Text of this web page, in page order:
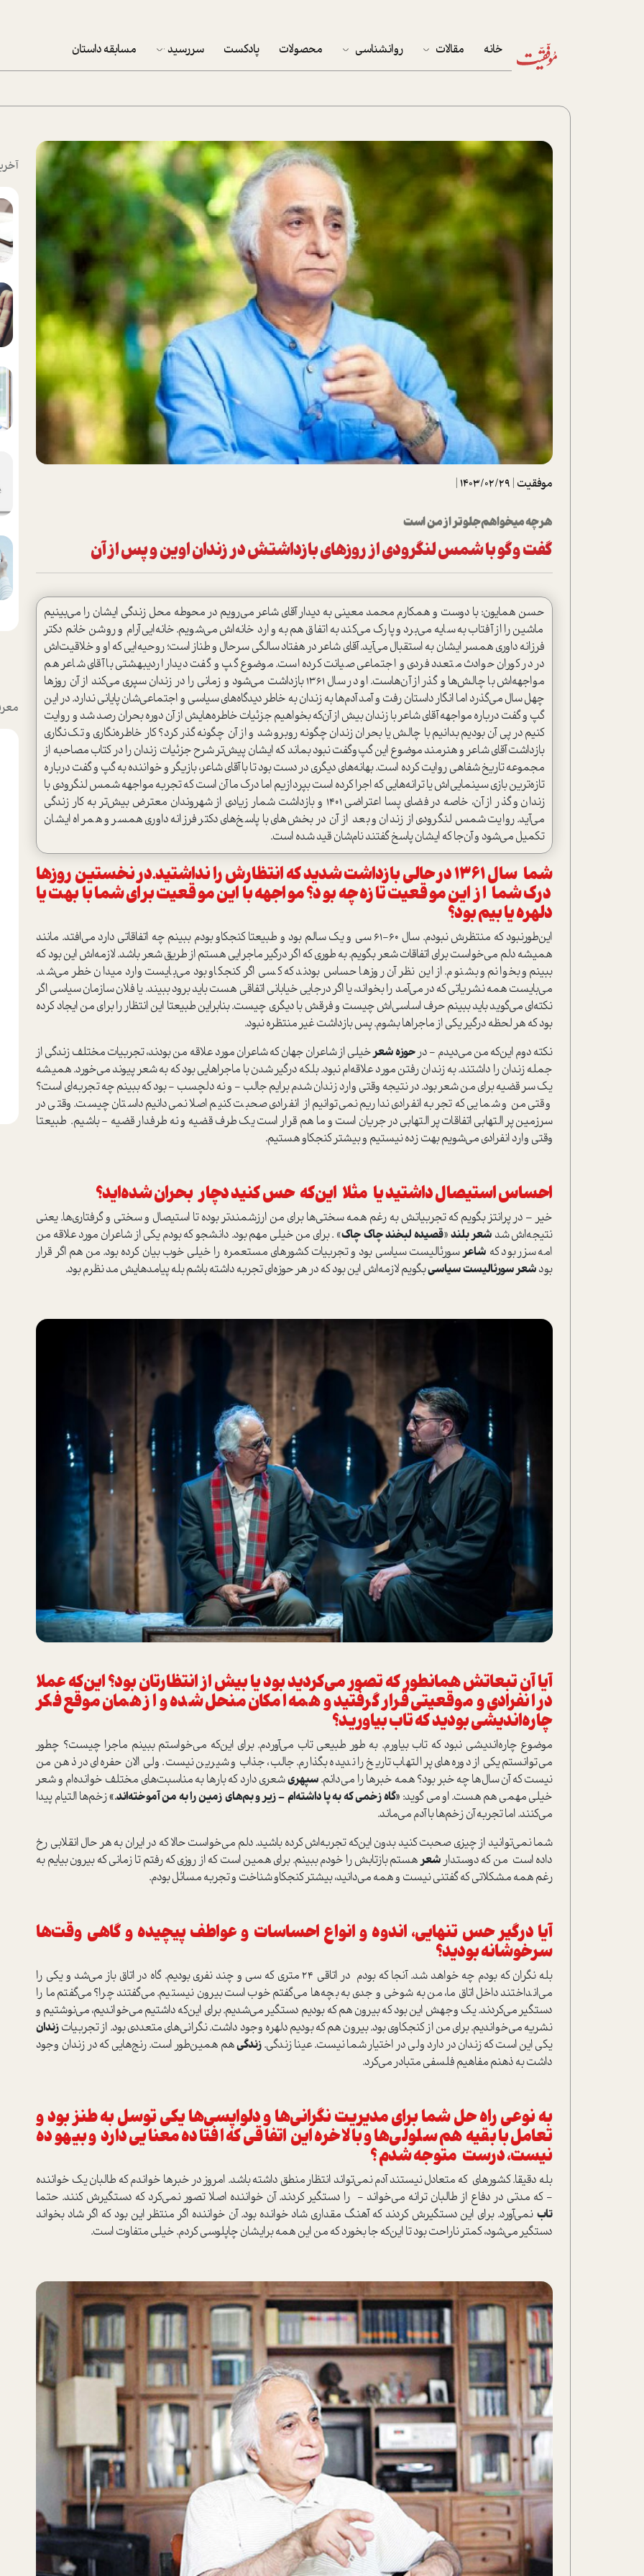
خانه مقالات
پرونده ویژه
زندگی
نوجوان
کار
تحلیل فیلم
شیوانا
داستان
روانشناسی محصولات پادکست سررسید
پکيج نوروزي موفقيت
تقویم رومیزی
تقویم دیواری
مسابقه داستان
موفقیت |
1403/02/29
|
هر چه میخواهم جلوتر از من است
گفت وگو با شمس لنگرودی از روزهای بازداشتش در زندان اوین و پس از آن
حسن همایون: با دوست و همکارم محمد معینی به دیدار آقای شاعر می‌رویم در محوطه محل زندگی ایشان را می‌بینیم
ماشین را از آفتاب به سایه می‌برد و پارک می‌کند به اتفاق هم به وارد خانه‌اش می‌شویم. خانه‌ایی آرام و روشن خانم دکتر
فرزانه داوری همسر ایشان به استقبال می‌آید. آقای شاعر در هفتاد سالگی سرحال و طناز است؛ روحیه‌ایی که او و خلاقیت‌اش
در در کوران حوادث متعدد فردی و اجتماعی صیانت کرده است. موضوع گپ و گفت دیدار اردیبهشتی با آقای شاعر هم
مواجهه‌اش با چالش‌ها و گذر از آن‌هاست. او در سال 1361 بازداشت می‌شود و زمانی را در زندان سپری می‌کند از آن روز‌ها
چهل سال می‌گذرد اما انگار داستان رفت و آمد آدم‌ها به زندان به خاطر دیدگاه‌های سیاسی و اجتماعی‌شان پایانی ندارد. در این‌
گپ و گفت درباره مواجهه آقای شاعر با زندان بیش از آن‌که بخواهیم جزئیات خاطره‌هایش از آن دوره بحران رصد شد و روایت
کنیم در پی آن بودیم بدانیم با چالش یا بحران زندان چگونه روبرو شد و از آن چگونه گذر کرد؟ کار خاطره‌نگاری و تک‌نگاری
بازداشت آقای شاعر و هنرمند موضوع این گپ‌وگفت نبود بماند که ایشان پیش‌تر شرح جزئیات زندان را در کتاب مصاحبه از
مجموعه تاریخ شفاهی روایت کرده است. بهانه‌های دیگری در دست بود تا با آقای شاعر، بازیگر و خواننده به گپ و گفت درباره‌
تازه‌ترین بازی سینمایی‌اش یا ترانه‌هایی که اجرا کرده است بپردازیم اما درک ما آن است که تجربه مواجهه شمس لنگرودی با
زندان و گذر از آن، خاصه در فضای پسا اعتراضی 1401 و بازداشت شمار زیادی از شهروندان معترض بیش‌تر به کار زندگی
می‌آید. روایت شمس لنگرودی از زندان و بعد از آن در بخش‌های با پاسخ‌های دکتر فرزانه داوری همسر و همراه ایشان
تکمیل می‌شود و آن‌جا که ایشان پاسخ گفتند نام‌شان قید شده است.
شما سال ۱۳۶۱ در حالی بازداشت شدید که انتظارش را نداشتید.در نخستین روزها
درک شما از این موقعیت تازه چه بود؟ مواجهه با این موقعیت برای شما با بهت یا
دلهره یا بیم بود؟
این‌طورنبود که منتظرش نبودم. سال ۶۰-۶۱ سی و یک سالم بود و طبیعتا کنجکاو بودم ببینم چه اتفاقاتی دارد می‌افتد. مانند
همیشه دلم می‌خواست برای اتفاقات شعر بگویم. به طوری که اگر درگیر ماجرایی هستم از طریق شعر باشد. لازمه‌اش این بود که
ببینم و بخوانم و بشنوم. از این نظر آن روزها حساس بودند که کسی اگر کنجکاو بود می‌بایست وارد میدان خطر می‌شد.
می‌بایست همه نشریاتی که در می‌آمد را بخواند، یا اگر درجایی خیابانی اتفاقی هست باید برود ببیند. یا فلان سازمان سیاسی اگر
نکته‌ای می‌گوید باید ببینم حرف اساسی‌اش چیست و فرقش با دیگری چیست. بنابراین طبیعتا این انتظار را برای من ایجاد کرده
بود که هر لحظه درگیر یکی از ماجراها بشوم. پس بازداشت غیر منتظره نبود.
نکته دوم این‌که من می‌دیدم - درحوزه شعرخیلی از شاعران جهان که شاعران مورد علاقه من بودند، تجربیات مختلف زندگی از
جمله زندان را داشتند. به زندان رفتن مورد علاقه‌ام نبود. بلکه درگیر شدن با ماجراهایی بود که به شعر پیوند می‌خورد. همیشه
یک سر قضیه برای من شعر بود. در نتیجه وقتی وارد زندان شدم برایم جالب - و نه دلچسب - بود که ببینم چه تجربه‌ای است؟
وقتی من و شمایی که تجربه انفرادی نداریم نمی‌توانیم از انفرادی صحبت کنیم اصلا نمی‌دانیم داستان چیست. وقتی در
سرزمین پر التهابی اتفاقات پر التهابی در جریان است و ما هم قرار است یک طرف قضیه و نه طرفدار قضیه - باشیم. طبیعتا
وقتی وارد انفرادی می‌شویم بهت زده نیستیم و بیشتر کنجکاو هستیم.
احساس استیصال داشتید یا مثلا این‌که حس کنید دچار بحران شده‌اید؟
خیر – در پرانتز بگویم که تجربیاتش به رغم همه سختی‌ها برای من ارزشمندتر بوده تا استیصال و سختی و گرفتاری‌ها. یعنی
نتیجه‌اش شد شعر بلند«قصیده لبخند چاک چاک» . برای من خیلی مهم بود. دانشجو که بودم یکی از شاعران مورد علاقه من
امه سزر بود که شاعرسورئالیست سیاسی بود و تجربیات کشورهای مستعمره را خیلی خوب بیان کرده بود. من هم اگر قرار
بودشعر سورئالیست سیاسیبگویم لازمه‌اش این بود که در هر حوزه‌ای تجربه داشته باشم بله پیامدهایش مد نظرم بود.
آیا آن تبعاتش همانطور که تصور می‌کردید بود یا بیش از انتظارتان بود؟ این‌که عملا
در انفرادی و موقعیتی قرار گرفتید و همه امکان منحل شده و از همان موقع فکر
چاره‌اندیشی بودید که تاب بیاورید؟
موضوع چاره‌اندیشی نبود که تاب بیاورم. به طور طبیعی تاب می‌آوردم. برای این‌که می‌خواستم ببینم ماجرا چیست؟ چطور
می‌توانستم یکی از دوره‌های پر التهاب تاریخ را ندیده بگذارم. جالب، جذاب و شیرین نیست. ولی الان حفره‌ای در ذهن من
نیست که آن سال‌ها چه خبر بود؟ همه خبرها را می‌دانم.سپهریشعری دارد که بارها به مناسبت‌های مختلف خوانده‌ام و شعر
خیلی مهمی هم هست. او می گوید: «گاه زخمی که به پا داشته‌ام – زیر و بم‌های زمین را به من آموخته‌اند.»زخم‌ها التیام پیدا
می‌کنند. اما تجربه آن زخم‌ها با آدم می‌ماند.
شما نمی‌توانید از چیزی صحبت کنید بدون این‌که تجربه‌اش کرده باشید. دلم می‌خواست حالا که در ایران به هر حال انقلابی رخ
داده است من که دوستدارشعرهستم بازتابش را خودم ببینم. برای همین است که از روزی که رفتم تا زمانی که بیرون بیایم به
رغم همه مشکلاتی که گفتنی نیست و همه می‌دانید، بیشتر کنجکاو شناخت و تجربه مسائل بودم.
آیا درگیر حس تنهایی، اندوه و انواع احساسات و عواطف پیچیده و گاهی وقت‌ها
سرخوشانه بودید؟
بله نگران که بودم چه خواهد شد. آنجا که بودم در اتاقی ۲۴ متری که سی و چند نفری بودیم. گاه در اتاق باز می‌شد و یکی را
می‌انداختند داخل اتاق ما، من به شوخی و جدی به بچه‌ها می‌گفتم خوب است بیرون نیستیم. می‌گفتند چرا؟ می‌گفتم ما را
دستگیر می‌کردند. یک وجهش این بود که بیرون هم که بودیم دستگیر می‌شدیم. برای این‌که داشتیم می‌خواندیم، می‌نوشتیم و
نشریه می‌خواندیم. برای من از کنجکاوی بود. بیرون هم که بودیم دلهره وجود داشت. نگرانی‌های متعددی بود. از تجربیاتزندان
یکی این است که زندان در دارد ولی در اختیار شما نیست. عینا زندگی.زندگیهم همین‌طور است. رنج‌هایی که در زندان وجود
داشت به ذهنم مفاهیم فلسفی متبادر می‌‌کرد.
به نوعی راه حل شما برای مدیریت نگرانی‌ها و دلواپسی‌ها یکی توسل به طنز بود و
تعامل با بقیه هم سلولی‌ها و بالاخره این اتفاقی که افتاده معنایی دارد و بیهوده
نیست، درست متوجه شدم ؟
بله دقیقا. کشورهای که متعادل نیستند آدم نمی‌تواند انتظار منطق داشته باشد. امروز در خبرها خواندم که طالبان یک خواننده
- که مدتی در دفاع از طالبان ترانه می‌خواند - را دستگیر کردند. آن خواننده اصلا تصور نمی‌کرد که دستگیرش کنند. حتما
تاب نمی‌آورد. برای این دستگیرش کردند که آهنگ مقداری شاد خوانده بود. آن خواننده اگر منتظر این بود که اگر شاد بخواند
دستگیر می‌شود، کمتر ناراحت بود تا این‌که جا بخورد که من این همه برایشان چاپلوسی کردم. خیلی متفاوت است.